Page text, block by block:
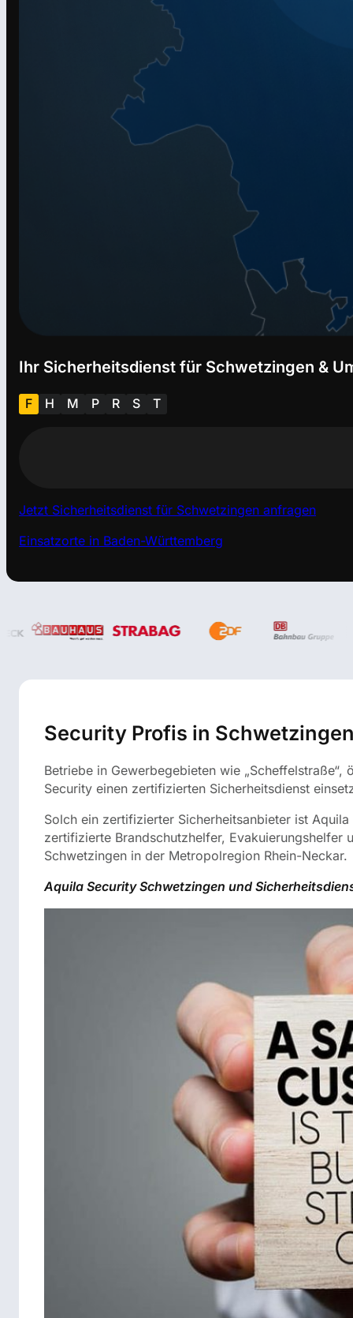
Ihr Sicherheitsdienst für Schwetzingen &
F H M P R S T
Jetzt Sicherheitsdienst für Schwetzingen anfragen
Einsatzorte in Baden-Württemberg
Security Profis in
Betriebe in Gewerbegebieten wie
Security einen zertifizierten Sicherheitsdienst
Solch ein zertifizierter Sicherheitsanbieter ist
zertifizierte Brandschutzhelfer, Evakuierungshelfer
Schwetzingen in der Metropolregion Rhein-Neckar.
Aquila Security Schwetzingen und